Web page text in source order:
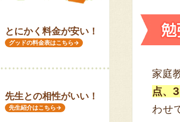
とにかく料金が安い！
グッドの料金表はこちら→
先生との相性がいい！
先生紹介はこちら→
家庭
点、
わせ